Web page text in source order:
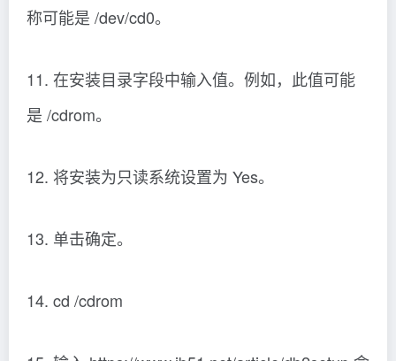
称可能是 /dev/cd0。
11. 在安装目录字段中输入值。例如，此值可能
是 /cdrom。
12. 将安装为只读系统设置为 Yes。
13. 单击确定。
14. cd /cdrom